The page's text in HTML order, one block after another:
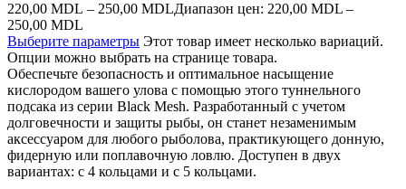
220,00 MDL – 250,00 MDLДиапазон цен: 220,00 MDL –
250,00 MDL
Выберите параметры Этот товар имеет несколько вариаций.
Опции можно выбрать на странице товара.
Обеспечьте безопасность и оптимальное насыщение
кислородом вашего улова с помощью этого туннельного
подсака из серии Black Mesh. Разработанный с учетом
долговечности и защиты рыбы, он станет незаменимым
аксессуаром для любого рыболова, практикующего донную,
фидерную или поплавочную ловлю. Доступен в двух
вариантах: с 4 кольцами и с 5 кольцами.